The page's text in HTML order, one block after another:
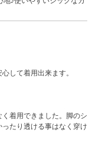
して着用出来ます。
着用できました。脚のシ
たり透ける事はなく穿け